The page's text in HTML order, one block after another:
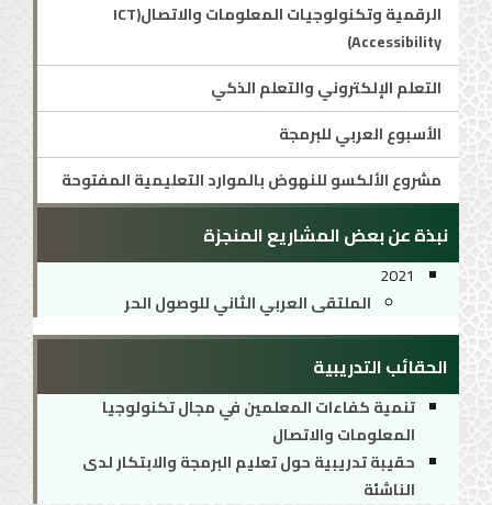
الرقمية وتكنولوجيات المعلومات والاتصال(ICT
Accessibility)
التعلم الإلكتروني والتعلم الذكي
الأسبوع العربي للبرمجة
مشروع الألكسو للنهوض بالموارد التعليمية المفتوحة
نبذة عن بعض المشاريع المنجزة
2021
الملتقى العربي الثاني للوصول الحر
الحقائب التدريبية
تنمية كفاءات المعلمين في مجال تكنولوجيا
المعلومات والاتصال
حقيبة تدريبية حول تعليم البرمجة والابتكار لدى
الناشئة